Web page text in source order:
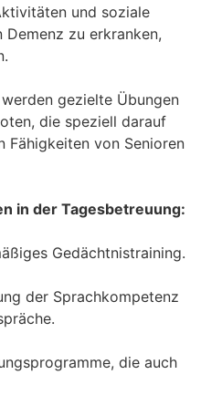
und soziale
Demenz zu erkranken,
gezielte Übungen
die speziell darauf
Fähigkeiten von Senioren
in der Tagesbetreuung:
Sprachkompetenz
die auch